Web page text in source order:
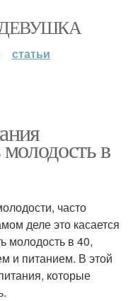
статьи
в
часто
деле это касается
молодость в 40,
и питанием. В этой
которые